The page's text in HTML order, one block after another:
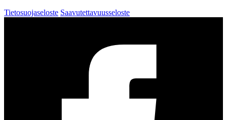
Tietosuojaseloste Saavutettavuusseloste